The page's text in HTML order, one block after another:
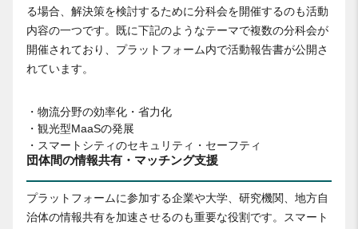
る場合、解決策を検討するために分科会を開催するのも活動
内容の一つです。既に下記のようなテーマで複数の分科会が
開催されており、プラットフォーム内で活動報告書が公開さ
れています。
・物流分野の効率化・省力化
・観光型MaaSの発展
・スマートシティのセキュリティ・セーフティ
団体間の情報共有・マッチング支援
プラットフォームに参加する企業や大学、研究機関、地方自
治体の情報共有を加速させるのも重要な役割です。スマート